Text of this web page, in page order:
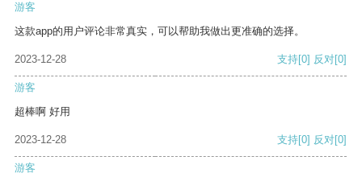
游客
这款app的用户评论非常真实，可以帮助我做出更准确的选择。
2023-12-28 支持[0] 反对[0]
游客
超棒啊 好用
2023-12-28 支持[0] 反对[0]
游客